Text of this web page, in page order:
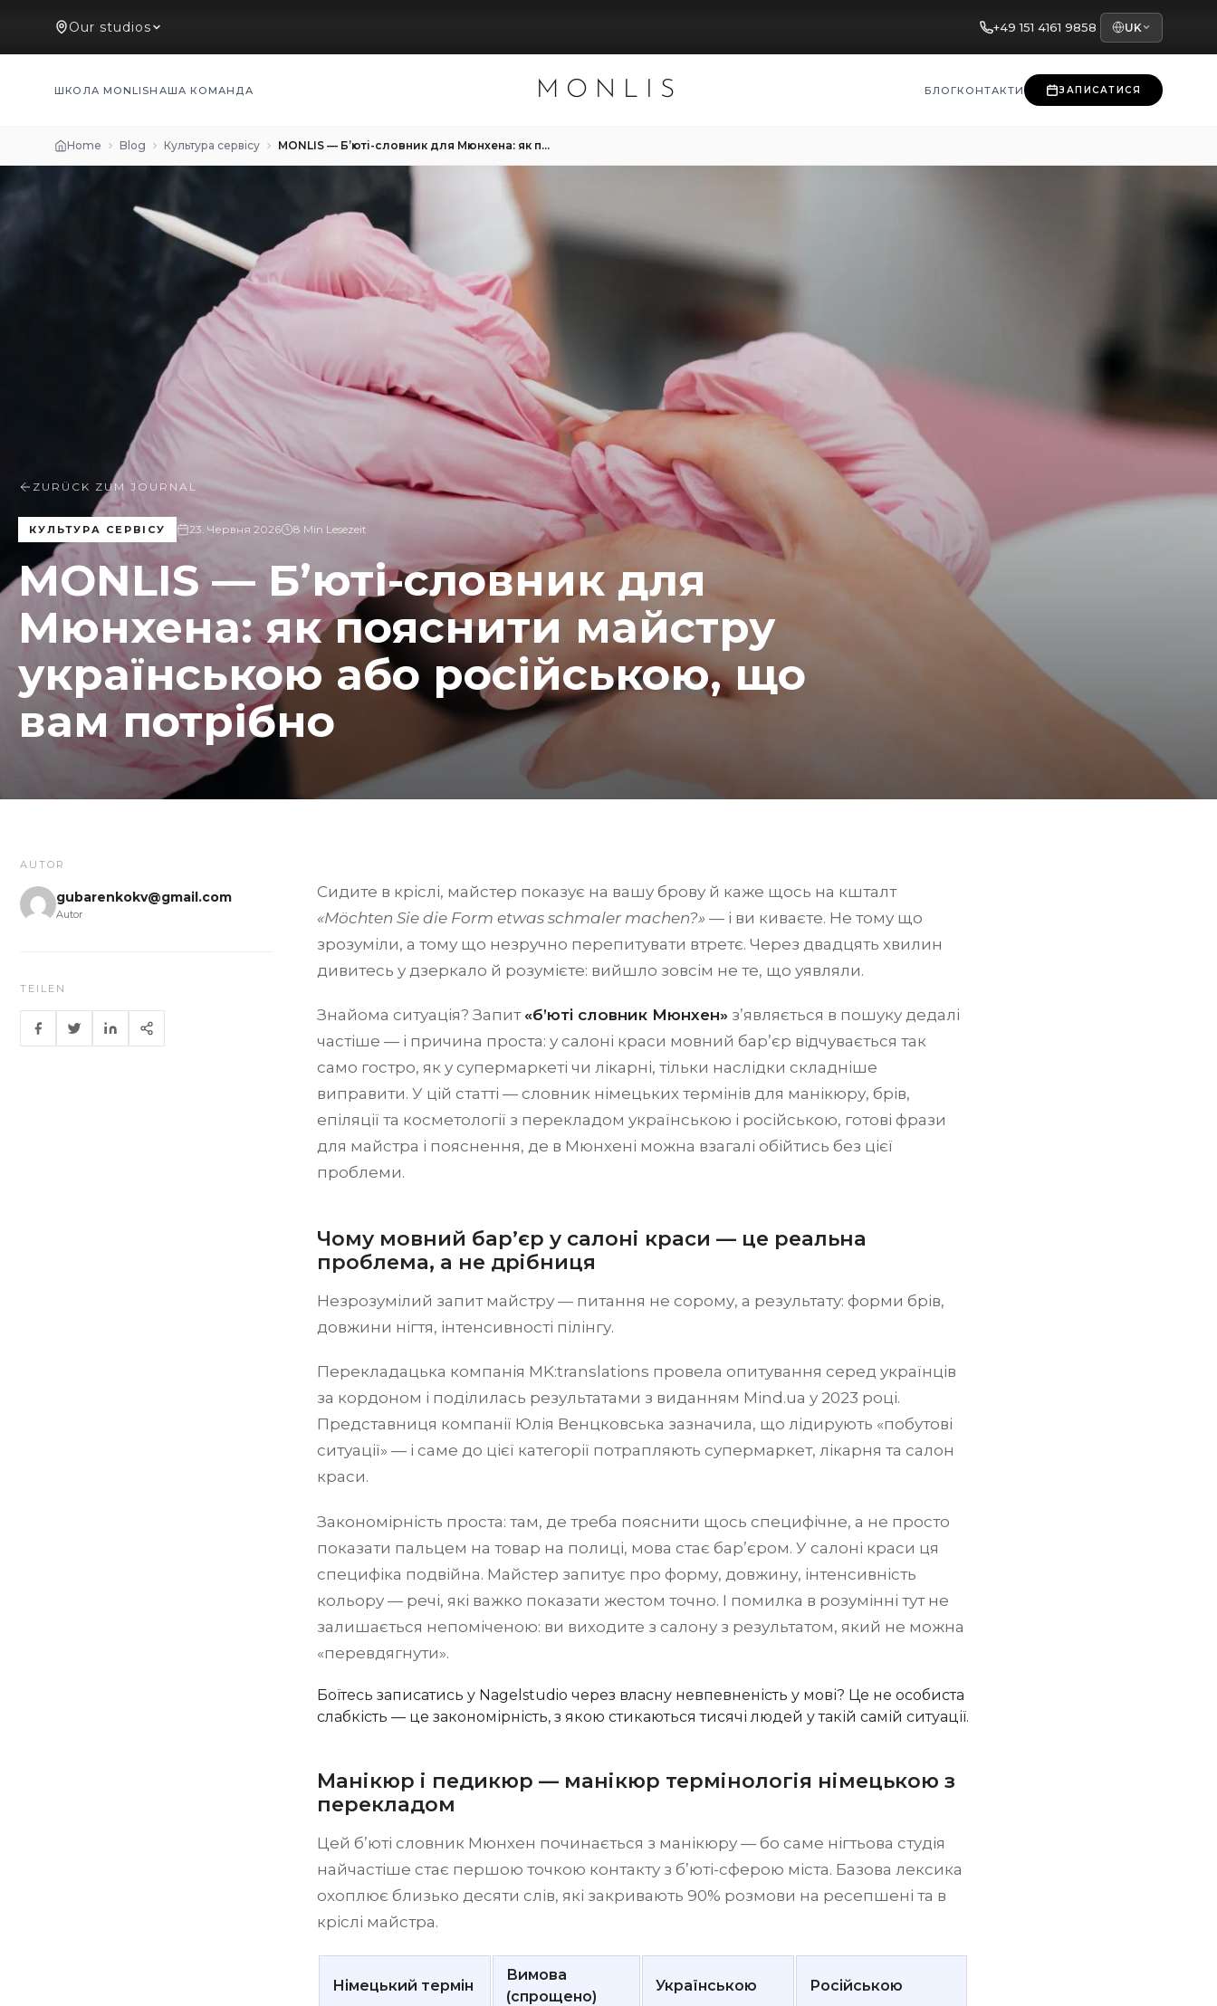
Our studios +49 151 4161 9858 UK
ШКОЛА MONLISНАША КОМАНДА MONLIS БЛОГКОНТАКТИ ЗАПИСАТИСЯ
Home Blog Культура сервісу MONLIS — Б’юті-словник для Мюнхена: як пояснити майстру українською або російською, що вам потрібно
ZURÜCK ZUM JOURNAL
КУЛЬТУРА СЕРВІСУ 23. Червня 2026 8 Min Lesezeit
MONLIS — Б’юті-словник для
Мюнхена: як пояснити майстру
українською або російською, що
вам потрібно
AUTOR
gubarenkokv@gmail.com
Autor
TEILEN
Сидите в кріслі, майстер показує на вашу брову й каже щось на кшталт
«Möchten Sie die Form etwas schmaler machen?» — і ви киваєте. Не тому що
зрозуміли, а тому що незручно перепитувати втретє. Через двадцять хвилин
дивитесь у дзеркало й розумієте: вийшло зовсім не те, що уявляли.
Знайома ситуація? Запит «б’юті словник Мюнхен» з’являється в пошуку дедалі
частіше — і причина проста: у салоні краси мовний бар’єр відчувається так
само гостро, як у супермаркеті чи лікарні, тільки наслідки складніше
виправити. У цій статті — словник німецьких термінів для манікюру, брів,
епіляції та косметології з перекладом українською і російською, готові фрази
для майстра і пояснення, де в Мюнхені можна взагалі обійтись без цієї
проблеми.
Чому мовний бар’єр у салоні краси — це реальна
проблема, а не дрібниця
Незрозумілий запит майстру — питання не сорому, а результату: форми брів,
довжини нігтя, інтенсивності пілінгу.
Перекладацька компанія MK:translations провела опитування серед українців
за кордоном і поділилась результатами з виданням Mind.ua у 2023 році.
Представниця компанії Юлія Венцковська зазначила, що лідирують «побутові
ситуації» — і саме до цієї категорії потрапляють супермаркет, лікарня та салон
краси.
Закономірність проста: там, де треба пояснити щось специфічне, а не просто
показати пальцем на товар на полиці, мова стає бар’єром. У салоні краси ця
специфіка подвійна. Майстер запитує про форму, довжину, інтенсивність
кольору — речі, які важко показати жестом точно. І помилка в розумінні тут не
залишається непоміченою: ви виходите з салону з результатом, який не можна
«перевдягнути».
Боїтесь записатись у Nagelstudio через власну невпевненість у мові? Це не особиста
слабкість — це закономірність, з якою стикаються тисячі людей у такій самій ситуації.
Манікюр і педикюр — манікюр термінологія німецькою з
перекладом
Цей б’юті словник Мюнхен починається з манікюру — бо саме нігтьова студія
найчастіше стає першою точкою контакту з б’юті-сферою міста. Базова лексика
охоплює близько десяти слів, які закривають 90% розмови на ресепшені та в
кріслі майстра.
Німецький термін
Вимова
(спрощено)
Українською Російською